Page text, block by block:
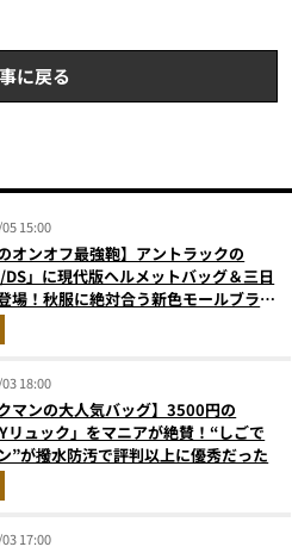
に戻る
15:00
オンオフ最強鞄】アントラックの
DS」に現代版ヘルメットバッグ＆三日
場！秋服に絶対合う新色モールブラウ
18:00
クマンの大人気バッグ】3500円の
リュック」をマニアが絶賛！“しごで
”が撥水防汚で評判以上に優秀だった
17:00